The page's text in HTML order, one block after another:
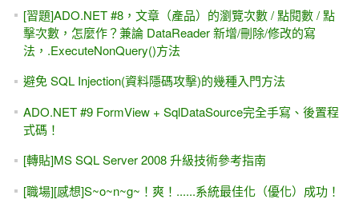
[習題]ADO.NET #8，文章（產品）的瀏覽次數 / 點閱數 / 點
擊次數，怎麼作？兼論 DataReader 新增/刪除/修改的寫
法，.ExecuteNonQuery()方法
避免 SQL Injection(資料隱碼攻擊)的幾種入門方法
ADO.NET #9 FormView + SqlDataSource完全手寫、後置程
式碼！
[轉貼]MS SQL Server 2008 升級技術參考指南
[職場][感想]S~o~n~g~！爽！......系統最佳化（優化）成功！